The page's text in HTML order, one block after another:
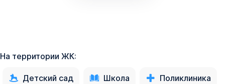
На территории ЖК:
Детский сад Школа Поликлиника